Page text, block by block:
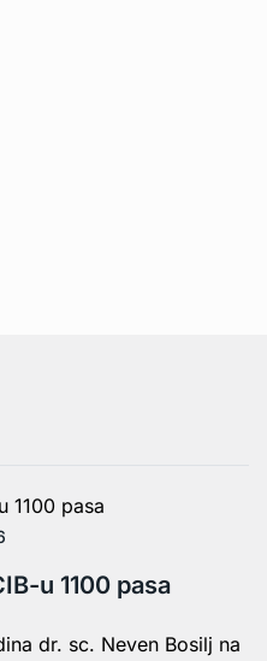
u 1100 pasa
dr. sc. Neven Bosilj na